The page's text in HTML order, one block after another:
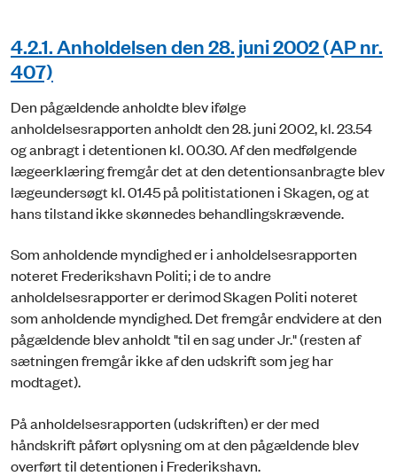
4.2.1. Anholdelsen den 28. juni 2002 (AP nr.
407)
Den pågældende anholdte blev ifølge
anholdelsesrapporten anholdt den 28. juni 2002, kl. 23.54
og anbragt i detentionen kl. 00.30. Af den medfølgende
lægeerklæring fremgår det at den detentionsanbragte blev
lægeundersøgt kl. 01.45 på politistationen i Skagen, og at
hans tilstand ikke skønnedes behandlingskrævende.
Som anholdende myndighed er i anholdelsesrapporten
noteret Frederikshavn Politi; i de to andre
anholdelsesrapporter er derimod Skagen Politi noteret
som anholdende myndighed. Det fremgår endvidere at den
pågældende blev anholdt "til en sag under Jr." (resten af
sætningen fremgår ikke af den udskrift som jeg har
modtaget).
På anholdelsesrapporten (udskriften) er der med
håndskrift påført oplysning om at den pågældende blev
overført til detentionen i Frederikshavn.